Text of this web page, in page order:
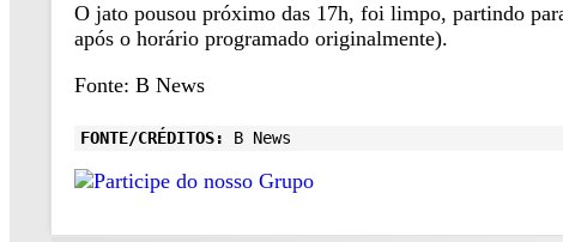
O jato pousou próximo das 17h, foi limpo, partindo
após o horário programado originalmente).
Fonte: B News
FONTE/CRÉDITOS: B News